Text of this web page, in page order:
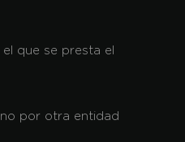
que se presta el
por otra entidad